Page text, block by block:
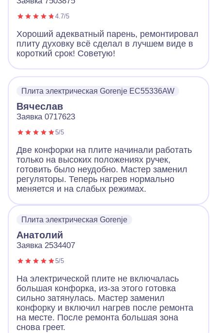
4.7/5
Хороший адекватный парень, ремонтировал
плиту духовку всё сделал в лучшем виде в
короткий срок! Советую!
Плита электрическая Gorenje EC55336AW
Вячеслав
Заявка 0717623
5/5
Две конфорки на плите начинали работать
только на высоких положениях ручек,
готовить было неудобно. Мастер заменил
регуляторы. Теперь нагрев нормально
меняется и на слабых режимах.
Плита электрическая Gorenje
Анатолий
Заявка 2534407
5/5
На электрической плите не включалась
большая конфорка, из-за этого готовка
сильно затянулась. Мастер заменил
конфорку и включил нагрев после ремонта
на месте. После ремонта большая зона
снова греет.